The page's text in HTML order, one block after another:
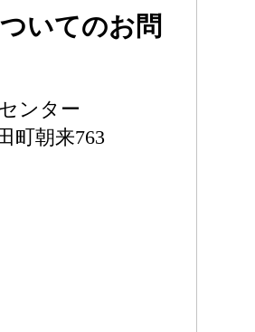
いてのお問
ンター
町朝来763